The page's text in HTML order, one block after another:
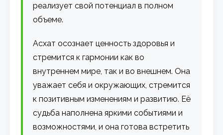
реализует свой потенциал в полном
объеме.
Асхат осознает ценность здоровья и
стремится к гармонии как во
внутреннем мире, так и во внешнем. Она
уважает себя и окружающих, стремится
к позитивным изменениям и развитию. Её
судьба наполнена яркими событиями и
возможностями, и она готова встретить